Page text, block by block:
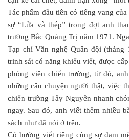
Tác phẩm đầu tiên có tiếng vang
sự “Lửa và thép” trong đợt anh
trường Bắc Quảng Trị năm 1971.
Tạp chí Văn nghệ Quân đội (tháng
trinh sát có năng khiếu viết, được
phóng viên chiến trường, từ đó,
những câu chuyện người thật, việc
chiến trường Tây Nguyên nhanh
ngay. Sau đó, anh viết thêm nhiều
sách như đã nói ở trên.
Có hướng viết riêng cùng sự đam